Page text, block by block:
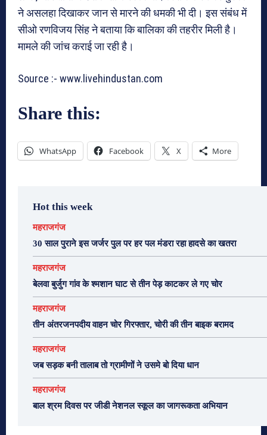
ने असलहा दिखाकर जान से मारने की धमकी भी दी। इस संबंध में
सीओ रणविजय सिंह ने बताया कि बालिका की तहरीर मिली है।
मामले की जांच कराई जा रही है।
Source :- www.livehindustan.com
Share this:
WhatsApp Facebook X More
Hot this week
महराजगंज
30 साल पुराने इस जर्जर पुल पर हर पल मंडरा रहा हादसे का खतरा
महराजगंज
बेलवा बुर्जुग गांव के श्मशान घाट से तीन पेड़ काटकर ले गए चोर
महराजगंज
तीन अंतरजनपदीय वाहन चोर गिरफ्तार, चोरी की तीन बाइक बरामद
महराजगंज
जब सड़क बनी तालाब तो ग्रामीणों ने उसमे बो दिया धान
महराजगंज
बाल श्रम दिवस पर जीडी नेशनल स्कूल का जागरूकता अभियान